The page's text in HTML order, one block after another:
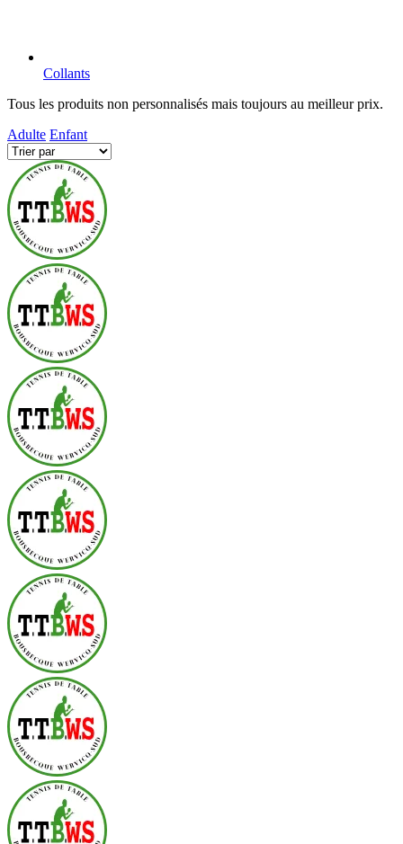
Collants
Tous les produits non personnalisés mais toujours au meilleur prix.
Adulte Enfant